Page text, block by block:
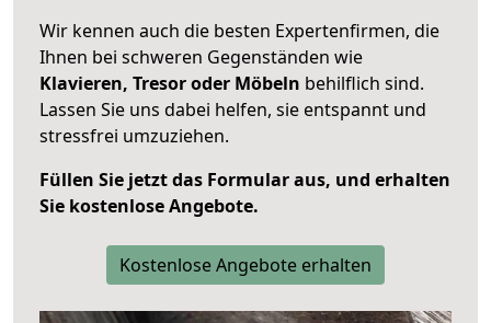
Wir kennen auch die besten Expertenfirmen, die
Ihnen bei schweren Gegenständen wie
Klavieren, Tresor oder Möbeln behilflich sind.
Lassen Sie uns dabei helfen, sie entspannt und
stressfrei umzuziehen.
Füllen Sie jetzt das Formular aus, und erhalten
Sie kostenlose Angebote.
Kostenlose Angebote erhalten